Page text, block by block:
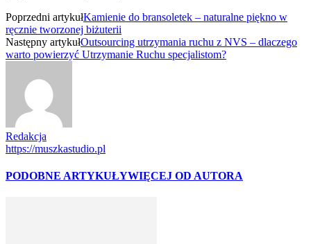
Poprzedni artykułKamienie do bransoletek – naturalne piękno w
ręcznie tworzonej biżuterii
Następny artykułOutsourcing utrzymania ruchu z NVS – dlaczego
warto powierzyć Utrzymanie Ruchu specjalistom?
Redakcja
https://muszkastudio.pl
PODOBNE ARTYKUŁYWIĘCEJ OD AUTORA